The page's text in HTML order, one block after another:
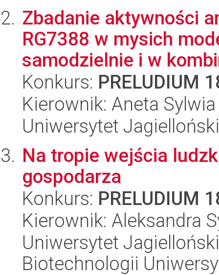
Zbadanie aktywności
RG7388 w mysich
samodzielnie i w
Konkurs: PRELUDIUM
Kierownik: Aneta
Uniwersytet
Na tropie wejścia
gospodarza
Konkurs: PRELUDIUM
Kierownik: Aleksandra
Uniwersytet
Biotechnologii